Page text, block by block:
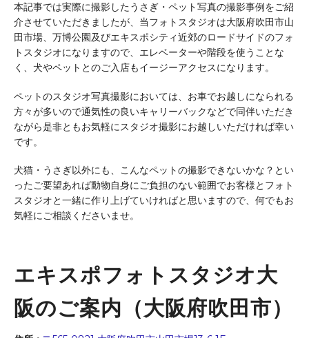
本記事では実際に撮影したうさぎ・ペット写真の撮影事例をご紹
介させていただきましたが、当フォトスタジオは大阪府吹田市山
田市場、万博公園及びエキスポシティ近郊のロードサイドのフォ
トスタジオになりますので、エレベーターや階段を使うことな
く、犬やペットとのご入店もイージーアクセスになります。
ペットのスタジオ写真撮影においては、お車でお越しになられる
方々が多いので通気性の良いキャリーバックなどで同伴いただき
ながら是非ともお気軽にスタジオ撮影にお越しいただければ幸い
です。
犬猫・うさぎ以外にも、こんなペットの撮影できないかな？とい
ったご要望あれば動物自身にご負担のない範囲でお客様とフォト
スタジオと一緒に作り上げていければと思いますので、何でもお
気軽にご相談くださいませ。
エキスポフォトスタジオ大
阪のご案内（大阪府吹田市）